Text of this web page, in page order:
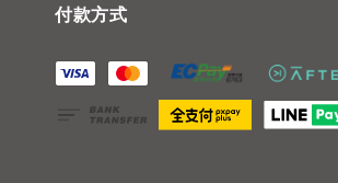
付款方式